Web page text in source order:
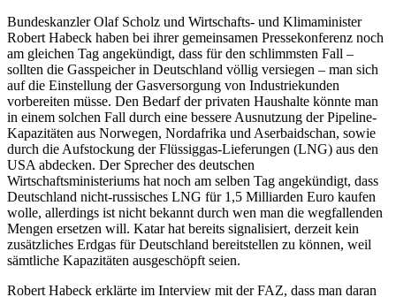
Bundeskanzler Olaf Scholz und Wirtschafts- und Klimaminister
Robert Habeck haben bei ihrer gemeinsamen Pressekonferenz noch
am gleichen Tag angekündigt, dass für den schlimmsten Fall –
sollten die Gasspeicher in Deutschland völlig versiegen – man sich
auf die Einstellung der Gasversorgung von Industriekunden
vorbereiten müsse. Den Bedarf der privaten Haushalte könnte man
in einem solchen Fall durch eine bessere Ausnutzung der Pipeline-
Kapazitäten aus Norwegen, Nordafrika und Aserbaidschan, sowie
durch die Aufstockung der Flüssiggas-Lieferungen (LNG) aus den
USA abdecken. Der Sprecher des deutschen
Wirtschaftsministeriums hat noch am selben Tag angekündigt, dass
Deutschland nicht-russisches LNG für 1,5 Milliarden Euro kaufen
wolle, allerdings ist nicht bekannt durch wen man die wegfallenden
Mengen ersetzen will. Katar hat bereits signalisiert, derzeit kein
zusätzliches Erdgas für Deutschland bereitstellen zu können, weil
sämtliche Kapazitäten ausgeschöpft seien.
Robert Habeck erklärte im Interview mit der FAZ, dass man daran